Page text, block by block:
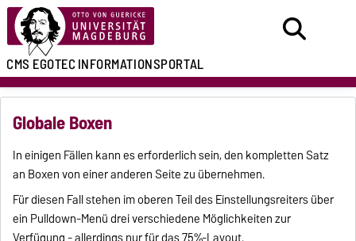
CMS EGOTECINFORMATIONSPORTAL
Globale Boxen
In einigen Fällen kann es erforderlich sein, den kompletten Satz
an Boxen von einer anderen Seite zu übernehmen.
Für diesen Fall stehen im oberen Teil des Einstellungsreiters über
ein Pulldown-Menü drei verschiedene Möglichkeiten zur